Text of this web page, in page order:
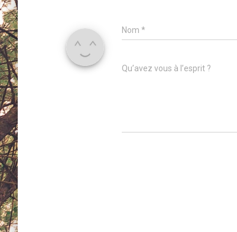
Nom *
Qu’avez vous à l’esprit ?